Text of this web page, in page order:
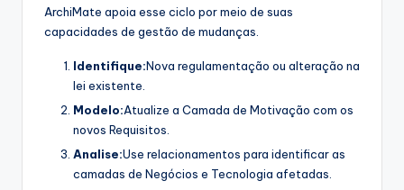
ArchiMate apoia esse ciclo por meio de suas
capacidades de gestão de mudanças.
Identifique:Nova regulamentação ou alteração na
lei existente.
Modelo:Atualize a Camada de Motivação com os
novos Requisitos.
Analise:Use relacionamentos para identificar as
camadas de Negócios e Tecnologia afetadas.